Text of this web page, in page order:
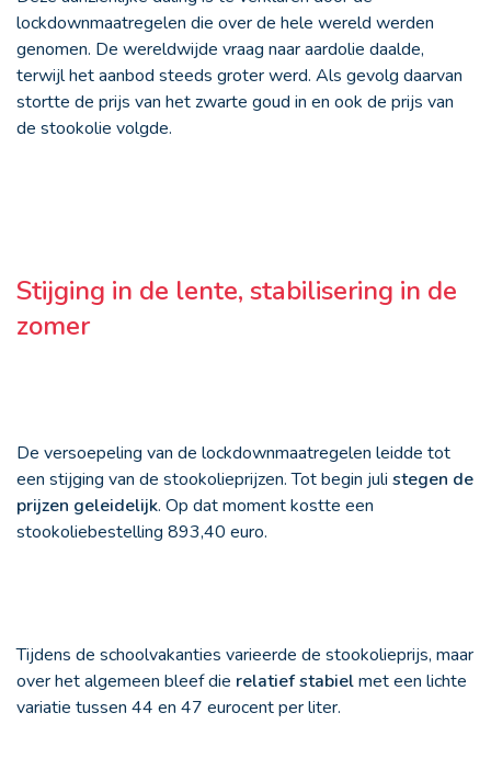
lockdownmaatregelen die over de hele wereld werden
genomen. De wereldwijde vraag naar aardolie daalde,
terwijl het aanbod steeds groter werd. Als gevolg daarvan
stortte de prijs van het zwarte goud in en ook de prijs van
de stookolie volgde.
Stijging in de lente, stabilisering in de
zomer
De versoepeling van de lockdownmaatregelen leidde tot
een stijging van de stookolieprijzen. Tot begin juli stegen de
prijzen geleidelijk. Op dat moment kostte een
stookoliebestelling 893,40 euro.
Tijdens de schoolvakanties varieerde de stookolieprijs, maar
over het algemeen bleef die relatief stabielmet een lichte
variatie tussen 44 en 47 eurocent per liter.